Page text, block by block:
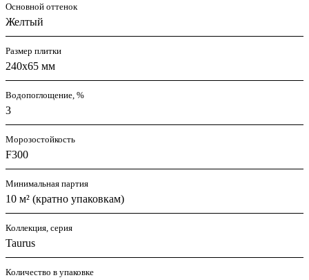
Основной оттенок
Желтый
Размер плитки
240x65 мм
Водопоглощение, %
3
Морозостойкость
F300
Минимальная партия
10 м² (кратно упаковкам)
Коллекция, серия
Taurus
Количество в упаковке